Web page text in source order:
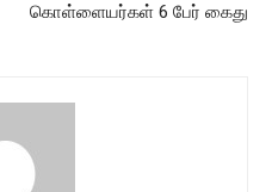
கொள்ளையர்கள் 6 பேர் கைது